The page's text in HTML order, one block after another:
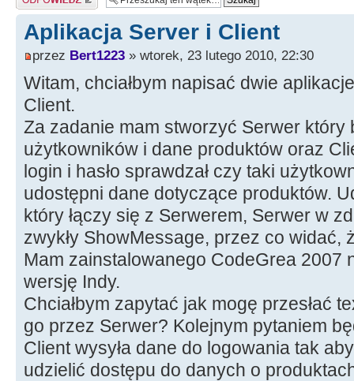
Aplikacja Server i Client
przez Bert1223 » wtorek, 23 lutego 2010, 22:30
Witam, chciałbym napisać dwie
Client.
Za zadanie mam stworzyć Serwer który
użytkowników i dane produktów oraz
login i hasło sprawdzał czy taki
udostępni dane dotyczące produktów.
który łączy się z Serwerem, Serwer w
zwykły ShowMessage, przez co widać,
Mam zainstalowanego CodeGrea 2007
wersję Indy.
Chciałbym zapytać jak mogę przesłać
go przez Serwer? Kolejnym pytaniem
Client wysyła dane do logowania tak
udzielić dostępu do danych o